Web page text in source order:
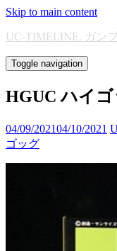
Skip to main content
UC-TIMELINE. ガン
Toggle navigation
HGUC ハイゴ
04/09/202104/10/2021
ゴッグ